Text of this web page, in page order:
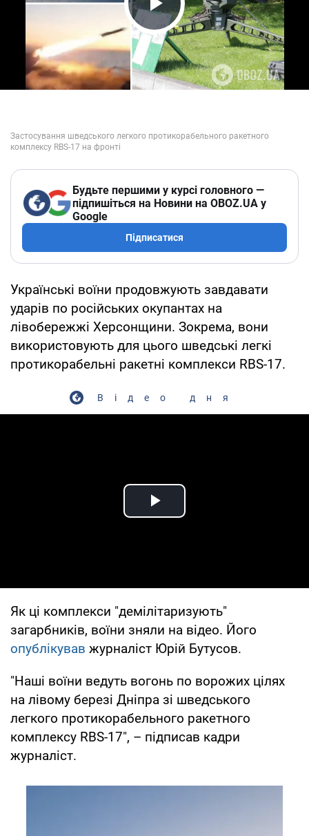
Play Video
Будьте першими у курсі головного —
підпишіться на Новини на OBOZ.UA у
Google
Підписатися
Українські воїни продовжують завдавати
ударів по російських окупантах на
лівобережжі Херсонщини. Зокрема, вони
використовують для цього шведські легкі
протикорабельні ракетні комплекси RBS-17.
Відео дня
Play Video
Як ці комплекси "демілітаризують"
загарбників, воїни зняли на відео. Його
опублікував журналіст Юрій Бутусов.
"Наші воїни ведуть вогонь по ворожих цілях
на лівому березі Дніпра зі шведського
легкого протикорабельного ракетного
комплексу RBS-17", – підписав кадри
журналіст.